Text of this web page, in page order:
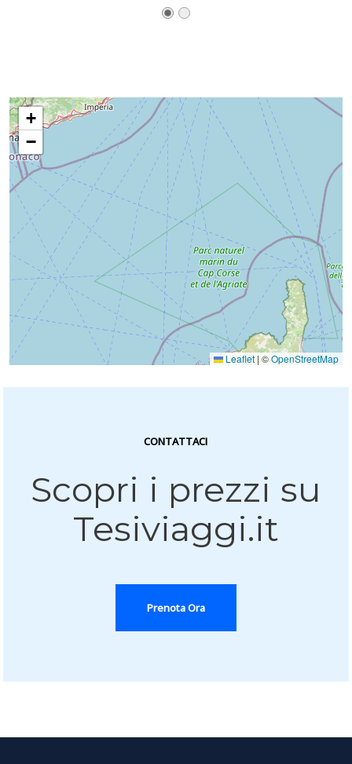
+
−
Leaflet | ©OpenStreetMap
CONTATTACI
Scopri i prezzi su
Tesiviaggi.it
Prenota Ora